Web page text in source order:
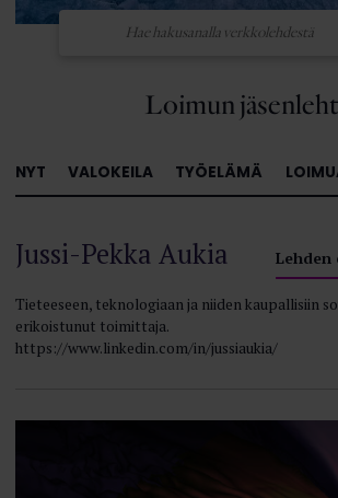
Loimun
NYT VALOKEILA TYÖELÄMÄ
Jussi-Pekka Aukia Lehden
Tieteeseen, teknologiaan ja niiden kaupallisiin
erikoistunut toimittaja.
https://www.linkedin.com/in/jussiaukia/